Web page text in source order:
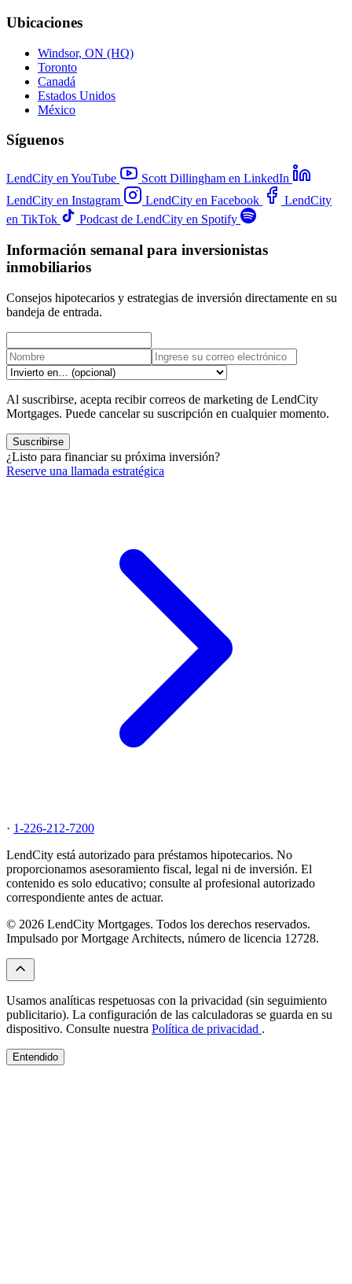
Ubicaciones
Windsor, ON (HQ)
Toronto
Canadá
Estados Unidos
México
Síguenos
LendCity en YouTube
Scott Dillingham en LinkedIn
LendCity en Instagram
LendCity en Facebook
LendCity
en TikTok
Podcast de LendCity en Spotify
Información semanal para inversionistas
inmobiliarios
Consejos hipotecarios y estrategias de inversión directamente en su
bandeja de entrada.
Al suscribirse, acepta recibir correos de marketing de LendCity
Mortgages. Puede cancelar su suscripción en cualquier momento.
Suscribirse
¿Listo para financiar su próxima inversión?
Reserve una llamada estratégica
· 1-226-212-7200
LendCity está autorizado para préstamos hipotecarios. No
proporcionamos asesoramiento fiscal, legal ni de inversión. El
contenido es solo educativo; consulte al profesional autorizado
correspondiente antes de actuar.
© 2026 LendCity Mortgages. Todos los derechos reservados.
Impulsado por Mortgage Architects, número de licencia 12728.
Usamos analíticas respetuosas con la privacidad (sin seguimiento
publicitario). La configuración de las calculadoras se guarda en su
dispositivo. Consulte nuestra Política de privacidad .
Entendido